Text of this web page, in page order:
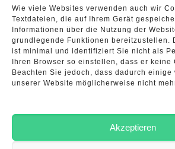
Wie viele Websites verwenden auch wir
Textdateien, die auf Ihrem Gerät
Informationen über die Nutzung der
grundlegende Funktionen bereitzustellen.
ist minimal und identifiziert Sie nicht als
Ihren Browser so einstellen, dass er
Beachten Sie jedoch, dass dadurch einige
unserer Website möglicherweise nicht
Akzeptieren
Archiv, Recherche und Transkription
Bücher und Reportagen
Digitale Medien
Forschung und Gutachten
Moderation, Lehre, Referat
Museum und Ausstellung